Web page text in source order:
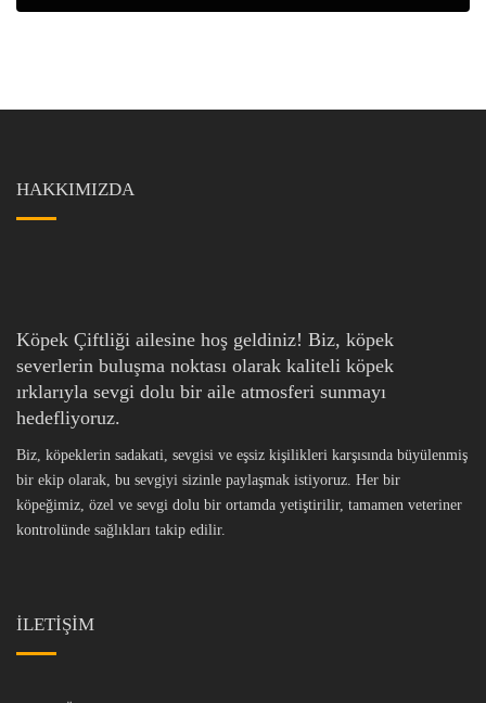
HAKKIMIZDA
Köpek Çiftliği ailesine hoş geldiniz! Biz, köpek
severlerin buluşma noktası olarak kaliteli köpek
ırklarıyla sevgi dolu bir aile atmosferi sunmayı
hedefliyoruz.
Biz, köpeklerin sadakati, sevgisi ve eşsiz kişilikleri karşısında büyülenmiş
bir ekip olarak, bu sevgiyi sizinle paylaşmak istiyoruz. Her bir
köpeğimiz, özel ve sevgi dolu bir ortamda yetiştirilir, tamamen veteriner
kontrolünde sağlıkları takip edilir.
İLETİŞİM